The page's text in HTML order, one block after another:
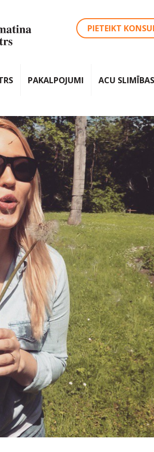
PIETEIKT
PAKALPOJUMI ACU SLIMĪBAS